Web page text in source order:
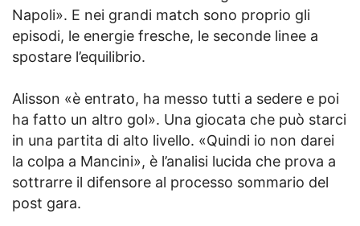
Napoli». E nei grandi match sono proprio gli
episodi, le energie fresche, le seconde linee a
spostare l’equilibrio.
Alisson «è entrato, ha messo tutti a sedere e poi
ha fatto un altro gol». Una giocata che può starci
in una partita di alto livello. «Quindi io non darei
la colpa a Mancini», è l’analisi lucida che prova a
sottrarre il difensore al processo sommario del
post gara.